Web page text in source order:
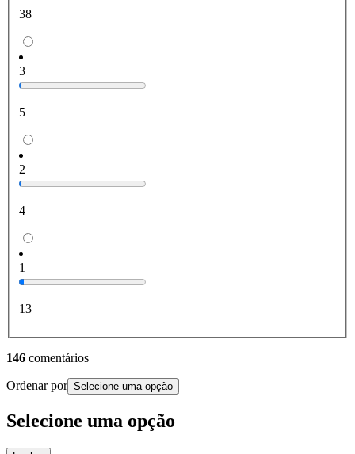
38
3
5
2
4
1
13
146 comentários
Ordenar por Selecione uma opção
Selecione uma opção